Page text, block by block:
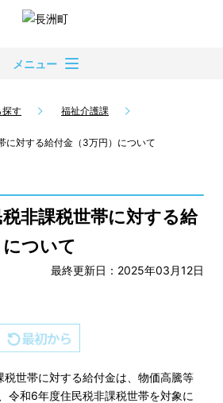
メニュー
探す
福祉介護課
に対する給付金（3万円）について
非課税世帯に対する給
ついて
最終更新日：2025年03月12日
世帯に対する給付金は、物価高騰等
令和6年度住民税非課税世帯を対象に